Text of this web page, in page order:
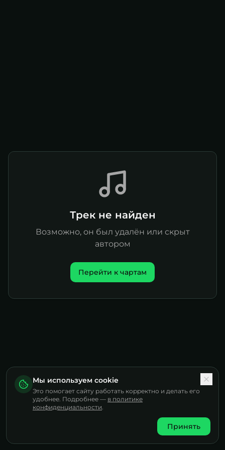
Трек не найден
Возможно, он был удалён или скрыт
автором
Перейти к чартам
Мы используем cookie
Это помогает сайту работать корректно и делать его
удобнее. Подробнее — в политике
конфиденциальности.
Принять